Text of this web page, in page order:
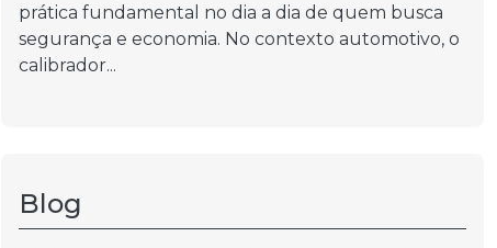
prática fundamental no dia a dia de quem busca
segurança e economia. No contexto automotivo, o
calibrador...
Blog